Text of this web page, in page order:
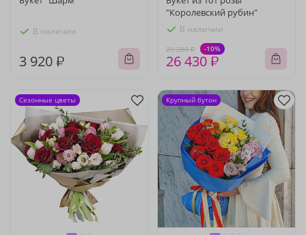
В наличии
3 920 ₽
"Королевский рубин"
В наличии
29 280 ₽ -10%
26 430 ₽
Сезонные цветы Крупный бутон